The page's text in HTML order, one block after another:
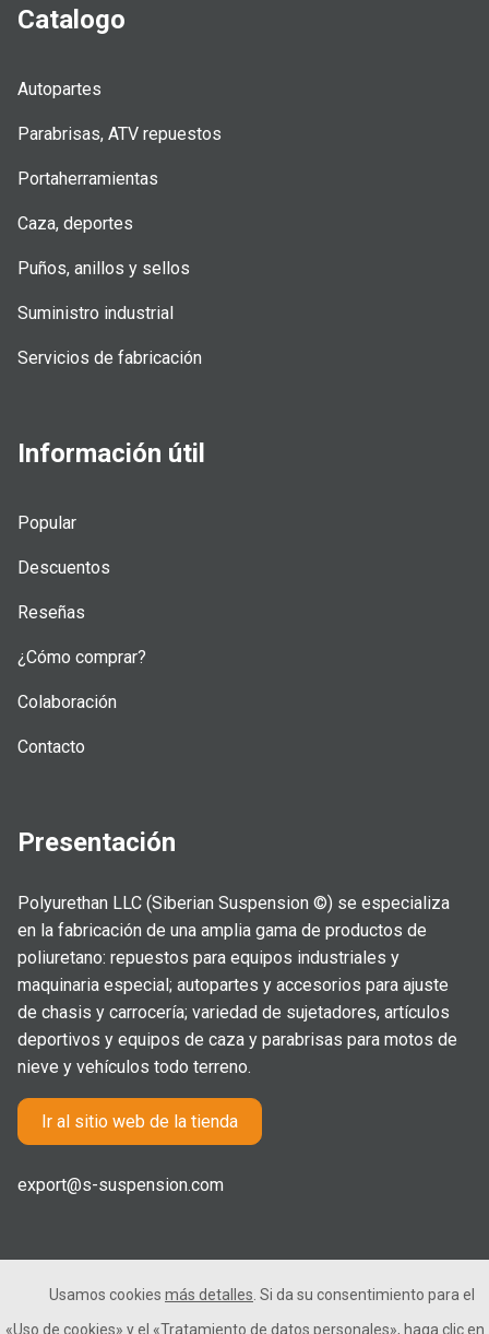
Catalogo
Autopartes
Parabrisas, ATV repuestos
Portaherramientas
Caza, deportes
Puños, anillos y sellos
Suministro industrial
Servicios de fabricación
Información útil
Popular
Descuentos
Reseñas
¿Cómo comprar?
Colaboración
Contacto
Presentación
Polyurethan LLC (Siberian Suspension ©) se especializa
en la fabricación de una amplia gama de productos de
poliuretano: repuestos para equipos industriales y
maquinaria especial; autopartes y accesorios para ajuste
de chasis y carrocería; variedad de sujetadores, artículos
deportivos y equipos de caza y parabrisas para motos de
nieve y vehículos todo terreno.
Ir al sitio web de la tienda
export@s-suspension.com
2005-2026 © Polyurethan LLC. Todos los derechos
Usamos cookies más detalles . Si da su consentimiento para el
«Uso de cookies» y el «Tratamiento de datos personales», haga clic en